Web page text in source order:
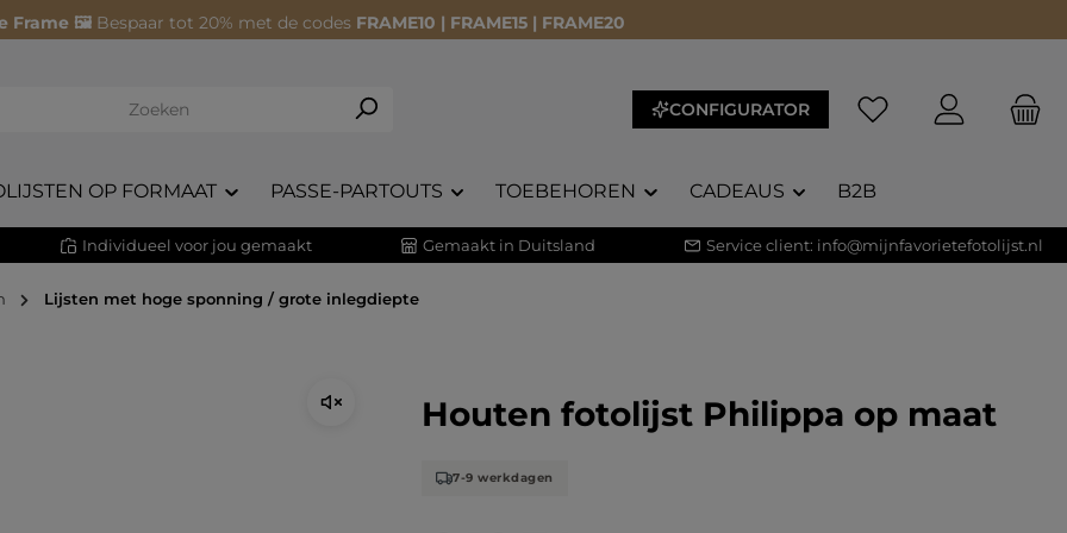
Frame 🖼️ Bespaar tot 20% met de codes FRAME10 | FRAME15 | FRAME20
CONFIGURATOR
OP FORMAAT PASSE-PARTOUTS TOEBEHOREN CADEAUS B2B
Individueel voor jou gemaakt Gemaakt in Duitsland Service client: info@mijnfavorietefotolijst.nl
Lijsten met hoge sponning / grote inlegdiepte
Houten fotolijst Philippa op maat
7-9 werkdagen